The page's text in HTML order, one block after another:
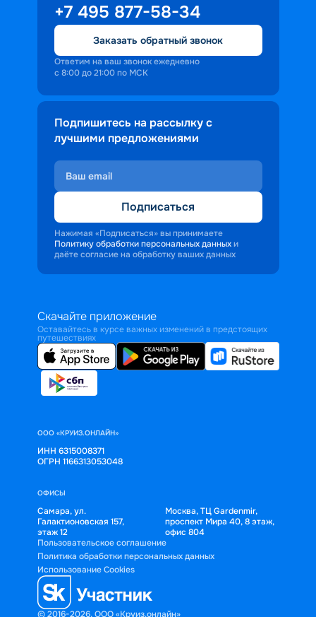
+7 495 877-58-34
Заказать обратный звонок
Ответим на ваш звонок ежедневно
с 8:00 до 21:00 по МСК
Подпишитесь на рассылку с
лучшими предложениями
Подписаться
Нажимая «Подписаться» вы принимаете
Политику обработки персональных данных и
даёте согласие на обработку ваших данных
Скачайте приложение
Оставайтесь в курсе важных изменений в предстоящих
путешествиях
ООО «КРУИЗ.ОНЛАЙН»
ИНН 6315008371
ОГРН 1166313053048
ОФИСЫ
Самара, ул.
Галактионовская 157,
этаж 12
Москва, ТЦ Gardenmir,
проспект Мира 40, 8 этаж,
офис 804
© 2016-2026, ООО «Круиз.онлайн»
Пользовательское соглашение
Политика обработки персональных данных
Использование Cookies